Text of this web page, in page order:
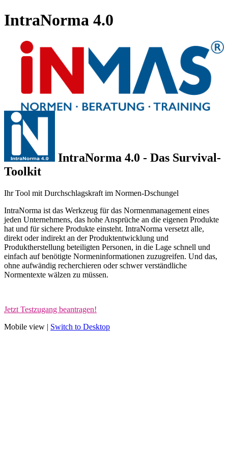
IntraNorma 4.0
IntraNorma 4.0 - Das Survival-
Toolkit
Ihr Tool mit Durchschlagskraft im Normen-Dschungel
IntraNorma ist das Werkzeug für das Normenmanagement eines
jeden Unternehmens, das hohe Ansprüche an die eigenen Produkte
hat und für sichere Produkte einsteht. IntraNorma versetzt alle,
direkt oder indirekt an der Produktentwicklung und
Produktherstellung beteiligten Personen, in die Lage schnell und
einfach auf benötigte Normeninformationen zuzugreifen. Und das,
ohne aufwändig recherchieren oder schwer verständliche
Normentexte wälzen zu müssen.
Jetzt Testzugang beantragen!
Mobile view | Switch to Desktop